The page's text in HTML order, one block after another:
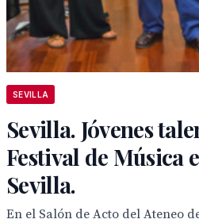
SEVILLA
Sevilla. Jóvenes
Festival de Música
Sevilla.
En el Salón de Acto del Ateneo